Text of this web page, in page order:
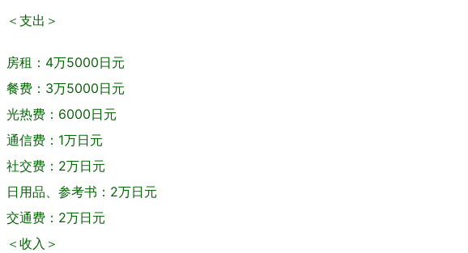
＜支出＞
房租：4万5000日元
餐费：3万5000日元
光热费：6000日元
通信费：1万日元
社交费：2万日元
日用品、参考书：2万日元
交通费：2万日元
＜收入＞